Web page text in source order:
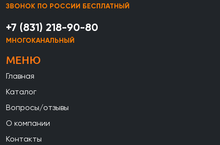
ЗВОНОК ПО РОССИИ БЕСПЛАТНЫЙ
+7 (831) 218-90-80
МНОГОКАНАЛЬНЫЙ
МЕНЮ
Главная
Каталог
Вопросы/отзывы
О компании
Контакты